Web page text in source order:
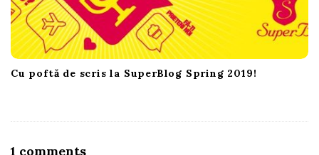
Cu poftă de scris la SuperBlog Spring 2019!
1 commentsO